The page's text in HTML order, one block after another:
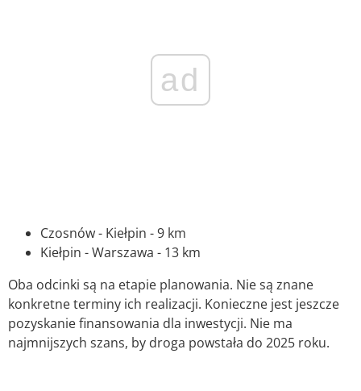
ad
Czosnów - Kiełpin - 9 km
Kiełpin - Warszawa - 13 km
Oba odcinki są na etapie planowania. Nie są znane
konkretne terminy ich realizacji. Konieczne jest jeszcze
pozyskanie finansowania dla inwestycji. Nie ma
najmnijszych szans, by droga powstała do 2025 roku.